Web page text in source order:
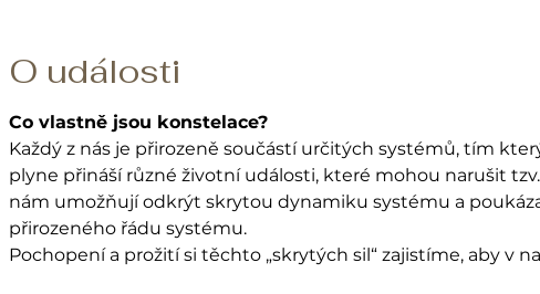
O události
Co vlastně jsou konstelace?
Každý z nás je přirozeně součástí určitých systémů, tím
plyne přináší různé životní události, které mohou narušit
nám umožňují odkrýt skrytou dynamiku systému a
přirozeného řádu systému.
Pochopení a prožití si těchto „skrytých sil“ zajistíme, aby v